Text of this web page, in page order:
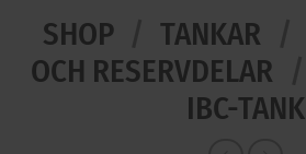
SHOP TANKAR
OCH RESERVDELAR
IBC-TANK